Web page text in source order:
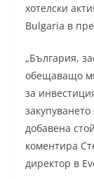
хотелски
Bulgaria в
„България,
обещаващо
за
добавена
коментира
директор в